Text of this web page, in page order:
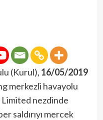
(Kurul), 16/05/2019
merkezli havayolu
nezdinde
saldırıyı mercek